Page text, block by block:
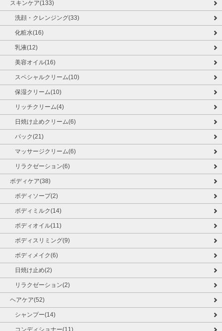
スキンケア(133)
洗顔・クレンジング(33)
化粧水(16)
乳液(12)
美容オイル(16)
スペシャルクリーム(10)
保湿クリーム(10)
リッチクリーム(4)
日焼け止めクリーム(6)
パック(21)
マッサージクリーム(6)
リラクゼーション(6)
ボディケア(38)
ボディソープ(2)
ボディミルク(14)
ボディオイル(11)
ボディスリミング(9)
ボディメイク(6)
日焼け止め(2)
リラクゼーション(2)
ヘアケア(52)
シャンプー(14)
コンディショナー(11)